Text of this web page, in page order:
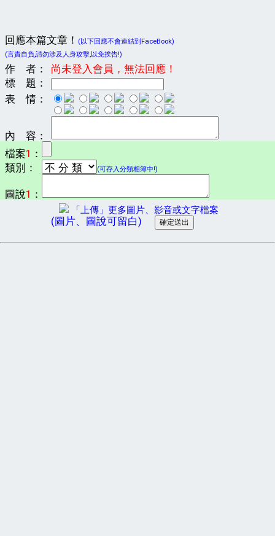
回應本篇文章！
(以下回應不會連結到FaceBook)
(言責自負,請勿涉及人身攻擊,以免挨告!)
作 者：
尚未登入會員，無法回應！
標 題：
表 情：
內 容：
檔案1 ：
類別：
(可存入分類相簿中!)
圖說1 ：
「上傳」更多圖片、影音或文字檔案
(圖片、圖說可留白)